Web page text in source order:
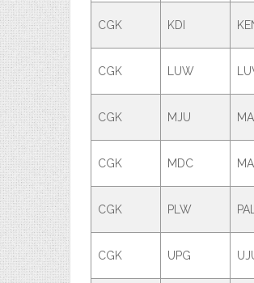
CGK KDI
CGK LUW
CGK MJU
CGK MDC
CGK PLW
CGK UPG